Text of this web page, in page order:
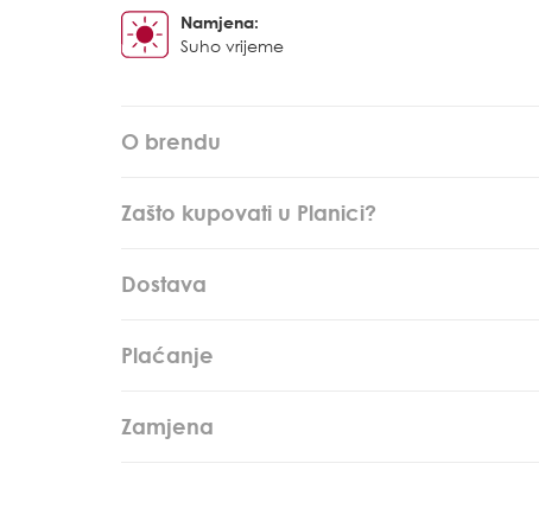
Namjena:
Suho vrijeme
O brendu
Zašto kupovati u Planici?
Dostava
Plaćanje
Zamjena